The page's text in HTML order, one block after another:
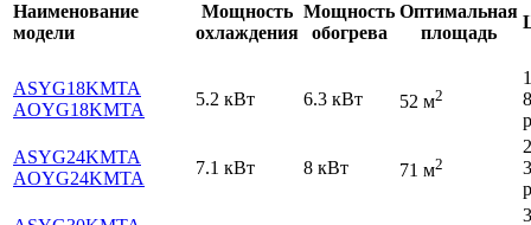
Наименование
модели
Мощность
охлаждения
Мощность
обогрева
Оптимальная
площадь
ASYG18KMTA
AOYG18KMTA
5.2 кВт 6.3 кВт 52 м2
ASYG24KMTA
AOYG24KMTA
7.1 кВт 8 кВт 71 м2